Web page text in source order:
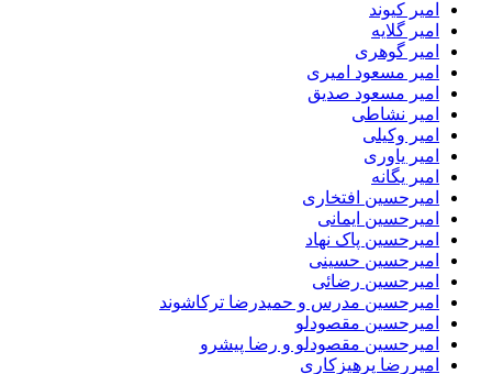
امیر کیوند
امیر گلایه
امیر گوهری
امیر مسعود امیری
امیر مسعود صدیق
امیر نشاطی
امیر وکیلی
امیر یاوری
امیر یگانه
امیرحسین افتخاری
امیرحسین ایمانی
امیرحسین پاک نهاد
امیرحسین حسینی
امیرحسین رضائی
امیرحسین مدرس و حمیدرضا ترکاشوند
امیرحسین مقصودلو
امیرحسین مقصودلو و رضا پیشرو
امیررضا پرهیزکاری